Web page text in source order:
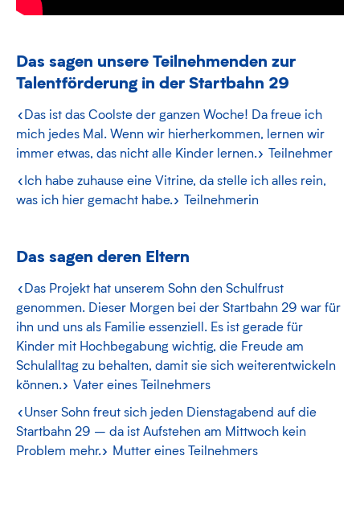
Das sagen unsere Teilnehmenden zur
Talentförderung in der Startbahn 29
«Das ist das Coolste der ganzen Woche! Da freue ich
mich jedes Mal. Wenn wir hierherkommen, lernen wir
immer etwas, das nicht alle Kinder lernen.» Teilnehmer
«Ich habe zuhause eine Vitrine, da stelle ich alles rein,
was ich hier gemacht habe.» Teilnehmerin
Das sagen deren Eltern
«Das Projekt hat unserem Sohn den Schulfrust
genommen. Dieser Morgen bei der Startbahn 29 war für
ihn und uns als Familie essenziell. Es ist gerade für
Kinder mit Hochbegabung wichtig, die Freude am
Schulalltag zu behalten, damit sie sich weiterentwickeln
können.» Vater eines Teilnehmers
«Unser Sohn freut sich jeden Dienstagabend auf die
Startbahn 29 – da ist Aufstehen am Mittwoch kein
Problem mehr.» Mutter eines Teilnehmers